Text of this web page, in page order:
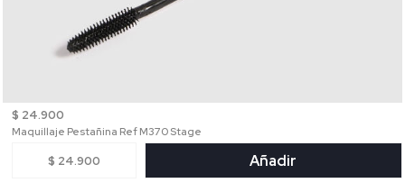
$ 24.900
Maquillaje Pestañina Ref M370 Stage
$ 24.900 Añadir